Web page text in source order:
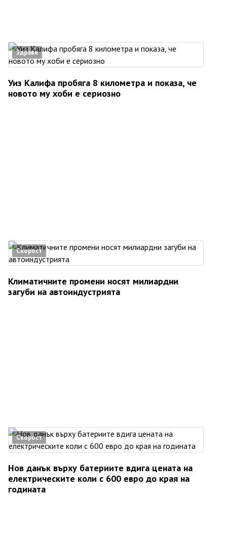
Здраве
Уиз Калифа пробяга 8 километра и показа, че
новото му хоби е сериозно
Скорост
Климатичните промени носят милиардни
загуби на автоиндустрията
Скорост
Нов данък върху батериите вдига цената на
електрическите коли с 600 евро до края на
годината